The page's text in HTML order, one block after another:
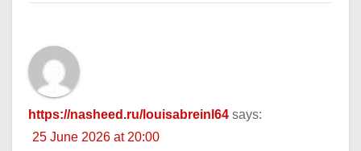
https://nasheed.ru/louisabreinl64 says:
25 June 2026 at 20:00